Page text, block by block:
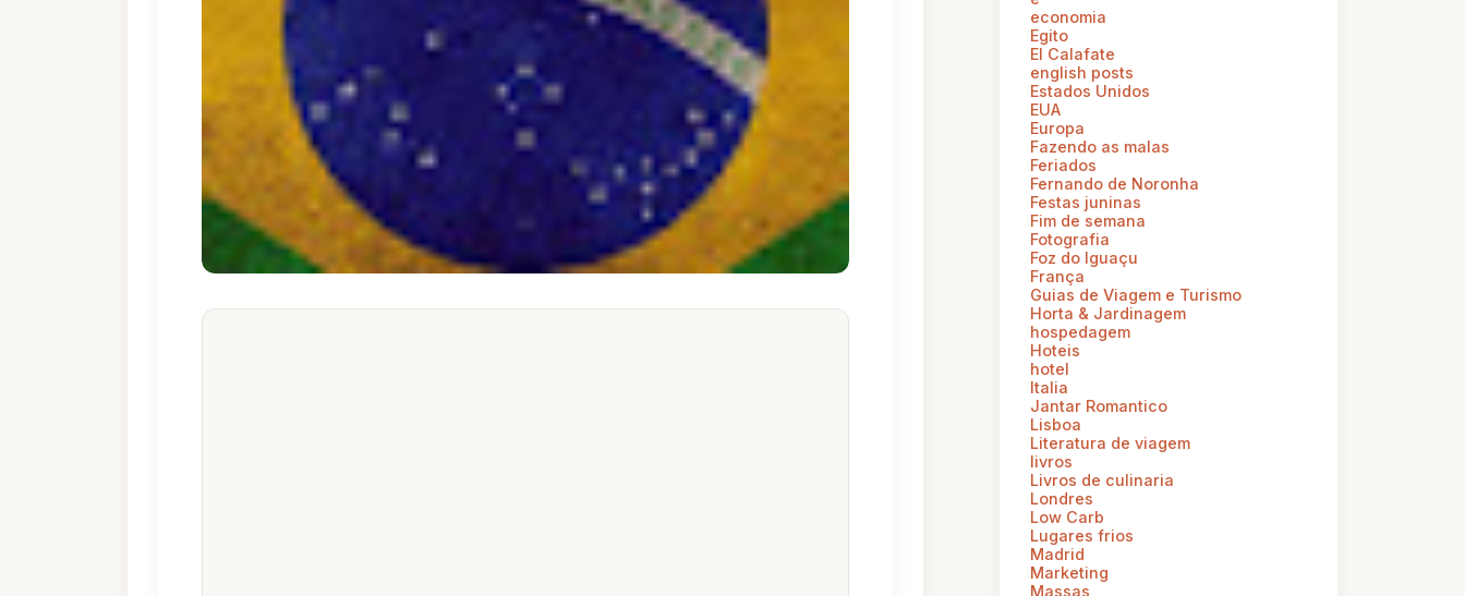
economia
Egito
El Calafate
english posts
Estados Unidos
EUA
Europa
Fazendo as malas
Feriados
Fernando de Noronha
Festas juninas
Fim de semana
Fotografia
Foz do Iguaçu
França
Guias de Viagem e Turismo
Horta & Jardinagem
hospedagem
Hoteis
hotel
Italia
Jantar Romantico
Lisboa
Literatura de viagem
livros
Livros de culinaria
Londres
Low Carb
Lugares frios
Madrid
Marketing
Massas